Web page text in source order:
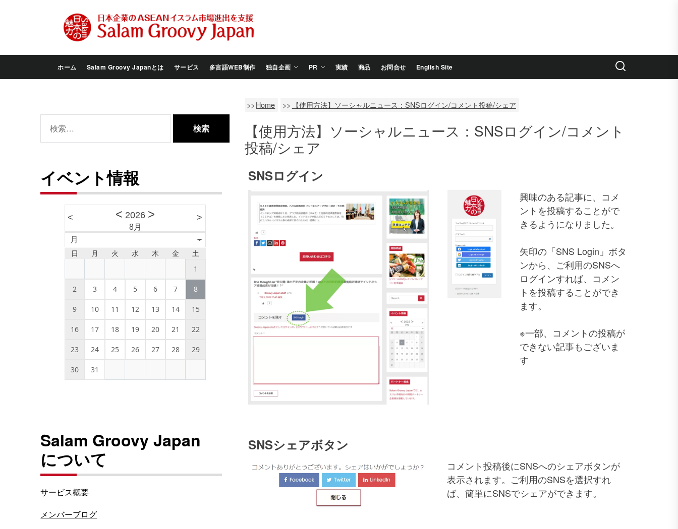
Groovy
Japan
ホーム Salam Groovy Japanとは サービス 多言語WEB制作 独自企画 PR 実績 商品 お問合せ English Site
Home 【使用方法】ソーシャルニュース：SNSログイン/コメント投稿/シェア
【使用方法】ソーシャルニュース：SNSログイン/コメント
投稿/シェア
SNSログイン
興味のある記事に、コメ
ントを投稿することがで
きるようになりました。
矢印の「SNS Login」ボタ
ンから、ご利用のSNSへ
ログインすれば、コメン
トを投稿することができ
ます。
※一部、コメントの投稿が
できない記事もございま
す
SNSシェアボタン
コメント投稿後にSNSへのシェアボタンが
表示されます。ご利用のSNSを選択すれ
ば、簡単にSNSでシェアができます。
索:
イベント情報
< < 2026 >
8月
>
月
日 月 火 水 木 金 土
1
2 3 4 5 6 7 8
9 10 11 12 13 14 15
16 17 18 19 20 21 22
23 24 25 26 27 28 29
30 31
Salam Groovy Japan
について
サービス概要
メンバーブログ